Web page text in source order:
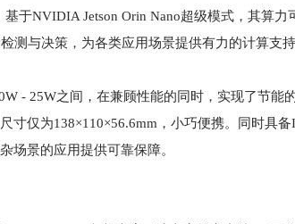
于NVIDIA Jetson Orin Nano超级模式，其算力
测与决策，为各类应用场景提供有力的计算支持
- 25W之间，在兼顾性能的同时，实现了节能
仅为138×110×56.6mm，小巧便携。同时具
场景的应用提供可靠保障。